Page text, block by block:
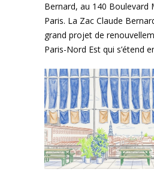
Bernard, au 140 Boulevard
Paris. La Zac Claude
grand projet de
Paris-Nord Est qui s’étend